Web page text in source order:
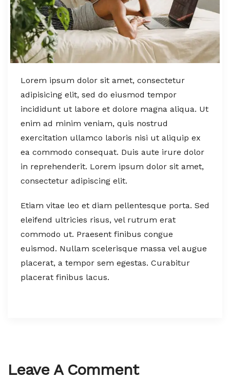
Lorem ipsum dolor sit amet, consectetur
adipisicing elit, sed do eiusmod tempor
incididunt ut labore et dolore magna aliqua. Ut
enim ad minim veniam, quis nostrud
exercitation ullamco laboris nisi ut aliquip ex
ea commodo consequat. Duis aute irure dolor
in reprehenderit. Lorem ipsum dolor sit amet,
consectetur adipiscing elit.
Etiam vitae leo et diam pellentesque porta. Sed
eleifend ultricies risus, vel rutrum erat
commodo ut. Praesent finibus congue
euismod. Nullam scelerisque massa vel augue
placerat, a tempor sem egestas. Curabitur
placerat finibus lacus.
Leave A Comment